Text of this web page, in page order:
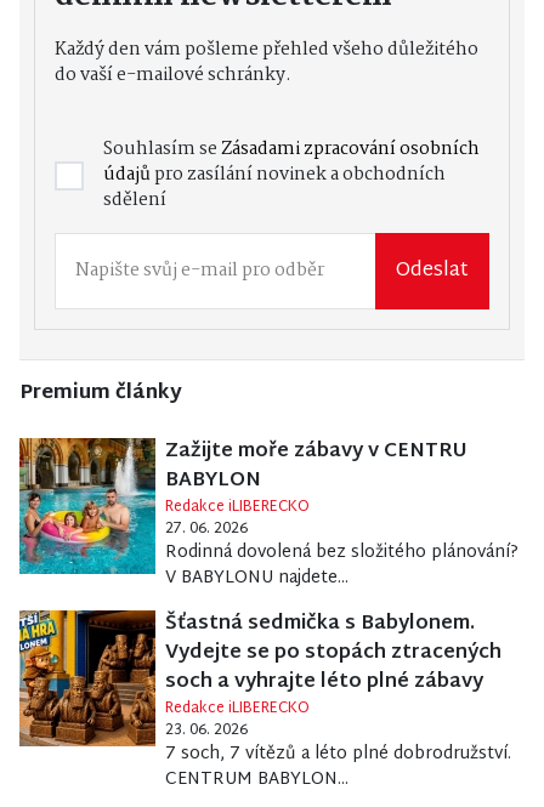
Každý den vám pošleme přehled všeho důležitého
do vaší e-mailové schránky.
Souhlasím seZásadami zpracování osobních
údajůpro zasílání novinek a obchodních
sdělení
Odeslat
Premium články
Zažijte moře zábavy v CENTRU
BABYLON
Redakce iLIBERECKO
27. 06. 2026
Rodinná dovolená bez složitého plánování?
V BABYLONU najdete...
Šťastná sedmička s Babylonem.
Vydejte se po stopách ztracených
soch a vyhrajte léto plné zábavy
Redakce iLIBERECKO
23. 06. 2026
7 soch, 7 vítězů a léto plné dobrodružství.
CENTRUM BABYLON...